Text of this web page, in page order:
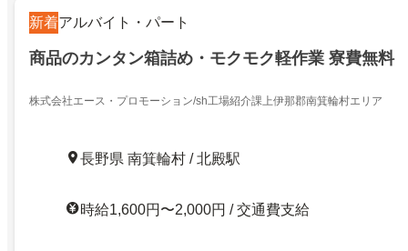
新着アルバイト・パート
商品のカンタン箱詰め・モクモク軽作業 寮費無料
株式会社エース・プロモーション/sh工場紹介課上伊那郡南箕輪村エリア
長野県 南箕輪村 / 北殿駅
時給1,600円〜2,000円 / 交通費支給